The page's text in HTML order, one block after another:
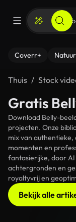
Coverr+ Natuur
Thuis Stock
Gratis
Download Belly-
projecten. Onze
mix van authentieke,
momenten en
fantasierijke, door
achtergronden en
royaltyvrij en
Bekijk alle